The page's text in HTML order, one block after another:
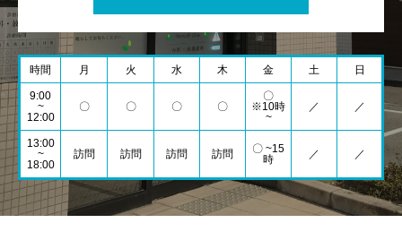
時間 月 火 水 木 金 土 日
9:00
~
12:00
〇 〇 〇 〇
〇
※10時
~
／ ／
13:00
~
18:00
訪問 訪問 訪問 訪問
〇 ~15
時
／ ／